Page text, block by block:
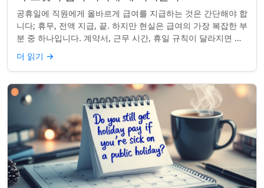
공휴일에 직원에게 올바르게 급여를 지급하는 것은 간단해야 합
니다; 휴무, 전액 지급, 끝. 하지만 현실은 급여의 가장 복잡한 부
분 중 하나입니다. 계약서, 근무 시간, 휴일 규칙이 달라지면 하
나의 공휴일이 준수 문제...
더 읽기 →